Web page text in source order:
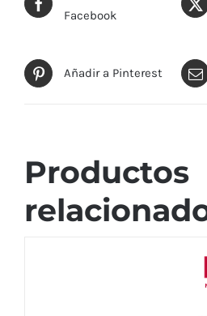
Facebook
Añadir a Pinterest
Productos